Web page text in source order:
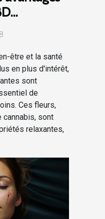
être et la santé
en plus d'intérêt,
sont
de
Ces fleurs,
cannabis, sont
relaxantes,